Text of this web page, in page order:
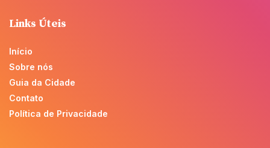
Links Úteis
Início
Sobre nós
Guia da Cidade
Contato
Política de Privacidade